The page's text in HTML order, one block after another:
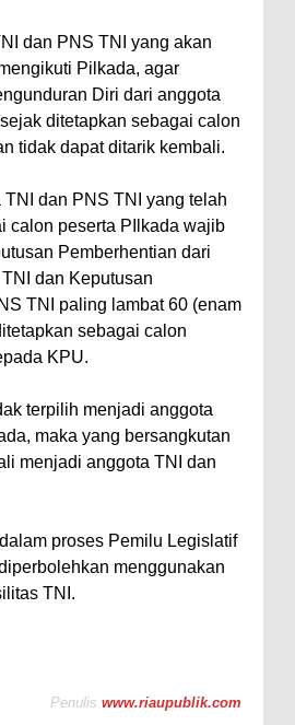
dan PNS TNI yang akan
Pilkada, agar
Diri dari anggota
ditetapkan sebagai calon
tidak dapat ditarik kembali.
TNI dan PNS TNI yang telah
calon peserta PIlkada wajib
Pemberhentian dari
dan Keputusan
TNI paling lambat 60 (enam
sebagai calon
KPU.
terpilih menjadi anggota
maka yang bersangkutan
menjadi anggota TNI dan
proses Pemilu Legislatif
menggunakan
TNI.
Penulis www.riaupublik.com